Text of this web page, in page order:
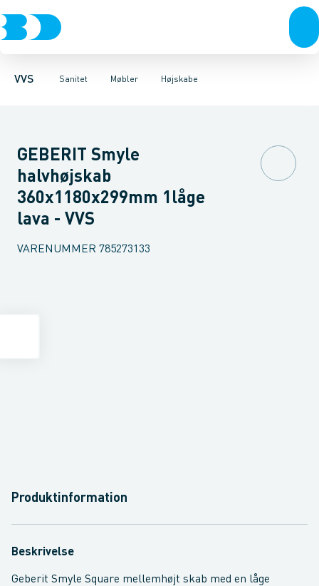
VVS Sanitet
Rør & fittingsPressfittings & rørKuglehaner & ventiler
Møbler
Toiletter, sæder og cisterner VaskeArmaturer
Højskabe
Møbelsæt & pakkerUnderskabeHøjskabe
GEBERIT Smyle
halvhøjskab
360x1180x299mm 1låge
lava - VVS
VARENUMMER 785273133
Produktinformation
Beskrivelse
Geberit Smyle Square mellemhøjt skab med en låge